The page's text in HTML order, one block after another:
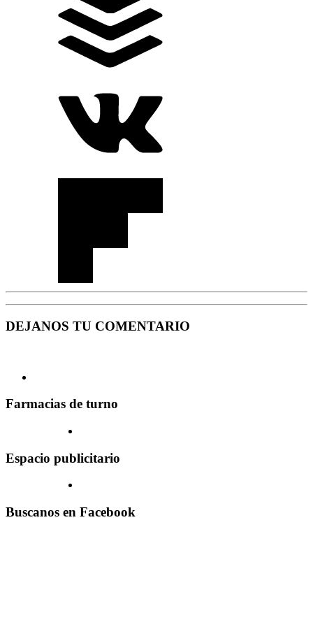
DEJANOS TU COMENTARIO
Farmacias de turno
Espacio publicitario
Buscanos en Facebook